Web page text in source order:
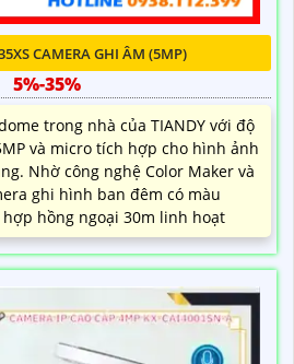
CAMERA GHI ÂM (5MP)
5%-35%
trong nhà của TIANDY với độ
và micro tích hợp cho hình ảnh
Nhờ công nghệ Color Maker và
ghi hình ban đêm có màu
hồng ngoại 30m linh hoạt